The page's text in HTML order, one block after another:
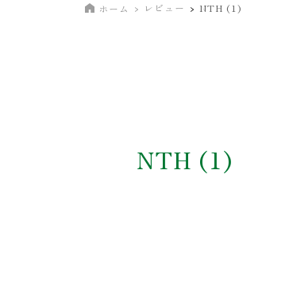
ホーム レビュー NTH (1)
NTH (1)